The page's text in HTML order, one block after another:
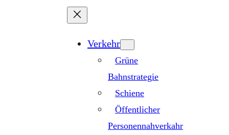
Verkehr
Grüne
Bahnstrategie
Schiene
Öffentlicher
Personennahverkahr